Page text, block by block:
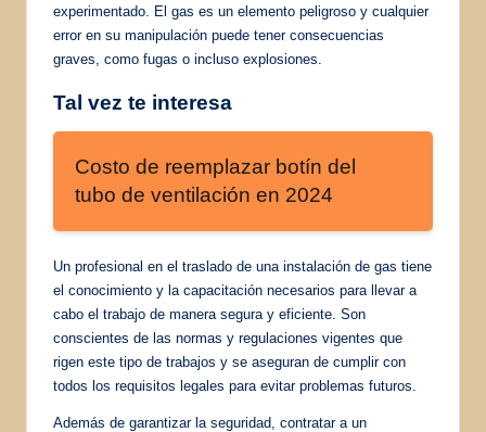
experimentado. El gas es un elemento peligroso y cualquier
error en su manipulación puede tener consecuencias
graves, como fugas o incluso explosiones.
Tal vez te interesa
Costo de reemplazar botín del
tubo de ventilación en 2024
Un profesional en el traslado de una instalación de gas tiene
el conocimiento y la capacitación necesarios para llevar a
cabo el trabajo de manera segura y eficiente. Son
conscientes de las normas y regulaciones vigentes que
rigen este tipo de trabajos y se aseguran de cumplir con
todos los requisitos legales para evitar problemas futuros.
Además de garantizar la seguridad, contratar a un